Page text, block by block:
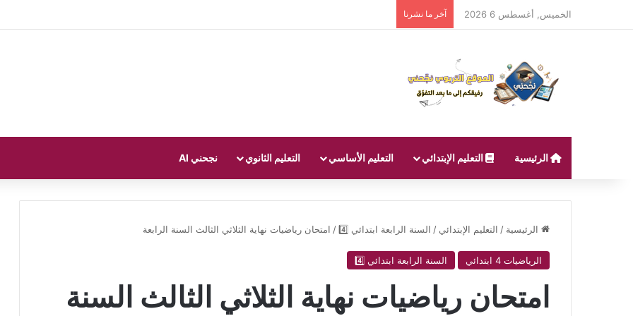
الخميس, أغسطس 6 2026 آخر ما نشرنا
الرئيسية التعليم الإبتدائي التعليم الأساسي التعليم الثانوي نجحني AI
الرئيسية / التعليم الإبتدائي / السنة الرابعة ابتدائي 4️⃣ / امتحان رياضيات نهاية الثلاثي الثالث السنة الرابعة
الرياضيات 4 ابتدائي السنة الرابعة ابتدائي 4️⃣
امتحان رياضيات نهاية الثلاثي الثالث السنة